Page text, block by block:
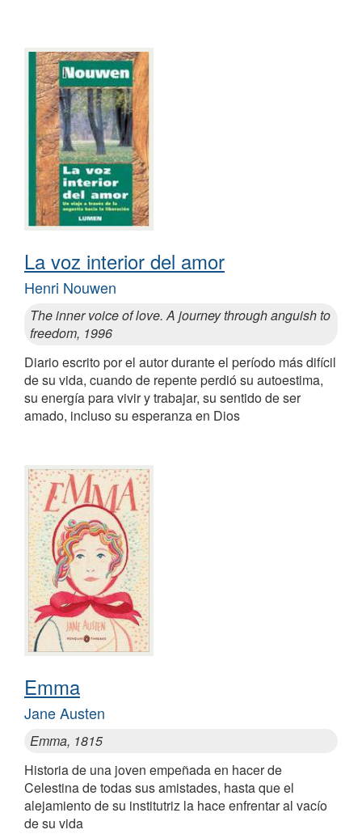
La voz interior del amor
Henri Nouwen
The inner voice of love. A journey through anguish to
freedom, 1996
Diario escrito por el autor durante el período más difícil
de su vida, cuando de repente perdió su autoestima,
su energía para vivir y trabajar, su sentido de ser
amado, incluso su esperanza en Dios
Emma
Jane Austen
Emma, 1815
Historia de una joven empeñada en hacer de
Celestina de todas sus amistades, hasta que el
alejamiento de su institutriz la hace enfrentar al vacío
de su vida